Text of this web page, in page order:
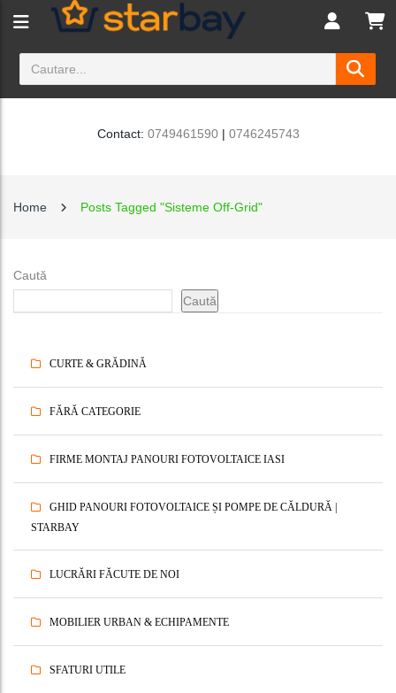
Contact: 0749461590| 0746245743
Home Posts Tagged "Sisteme Off-Grid"
Caută
Caută
CURTE & GRĂDINĂ
FĂRĂ CATEGORIE
FIRME MONTAJ PANOURI FOTOVOLTAICE IASI
GHID PANOURI FOTOVOLTAICE ȘI POMPE DE CĂLDURĂ |
STARBAY
LUCRĂRI FĂCUTE DE NOI
MOBILIER URBAN & ECHIPAMENTE
SFATURI UTILE